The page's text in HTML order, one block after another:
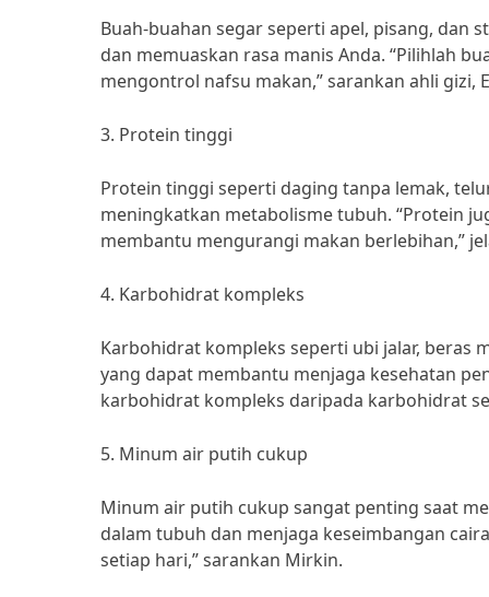
Buah-buahan segar seperti apel, pisang, dan
dan memuaskan rasa manis Anda. “Pilihlah
mengontrol nafsu makan,” sarankan ahli gizi,
3. Protein tinggi
Protein tinggi seperti daging tanpa lemak,
meningkatkan metabolisme tubuh. “Protein
membantu mengurangi makan berlebihan,”
4. Karbohidrat kompleks
Karbohidrat kompleks seperti ubi jalar, beras
yang dapat membantu menjaga kesehatan
karbohidrat kompleks daripada karbohidrat
5. Minum air putih cukup
Minum air putih cukup sangat penting saat
dalam tubuh dan menjaga keseimbangan
setiap hari,” sarankan Mirkin.